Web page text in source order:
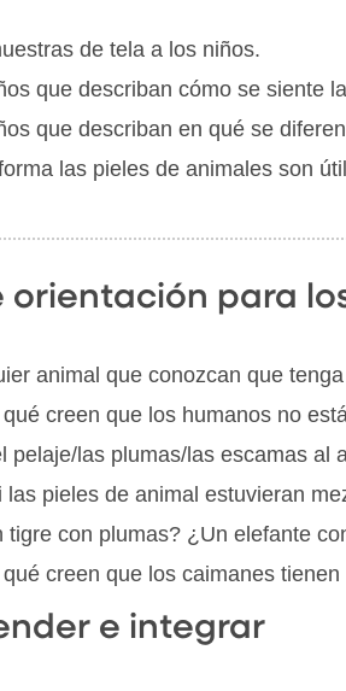
de tela a los niños.
que describan cómo se siente
que describan en qué se
las pieles de animales son
orientación para
animal que conozcan que
creen que los humanos no
pelaje/las plumas/las escamas al
pieles de animal estuvieran
tigre con plumas? ¿Un elefante
creen que los caimanes
e integrar